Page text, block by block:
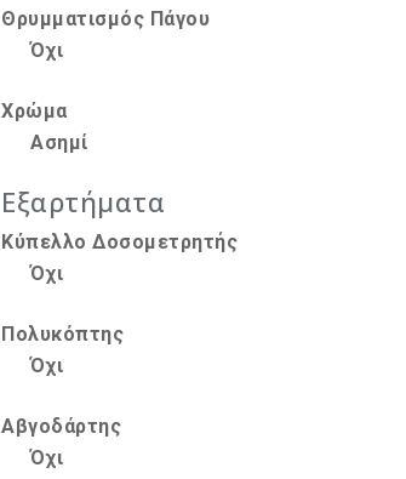
Θρυμματισμός Πάγου
Όχι
Χρώμα
Ασημί
Εξαρτήματα
Κύπελλο Δοσομετρητής
Όχι
Πολυκόπτης
Όχι
Αβγοδάρτης
Όχι